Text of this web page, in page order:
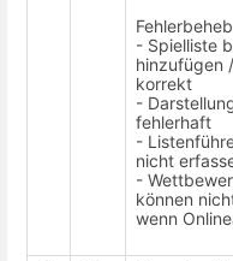
- Spielliste
hinzufügen
korrekt
-
fehlerhaft
-
nicht
-
können
wenn